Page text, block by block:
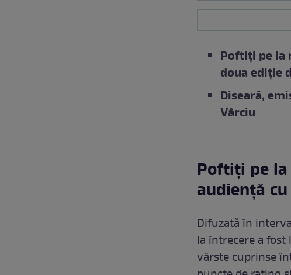
Poftiți pe la
doua ediție
Diseară,
Vârciu
Poftiți pe
audiență
Difuzată în
la întrecere a
vârste cuprinse